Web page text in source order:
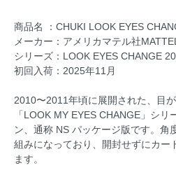
商品名 ：CHUKI LOOK EYES
メーカー：アメリカマテル社
シリーズ：LOOK EYES CHANGE
初回入荷：2025年11月
2010〜2011年頃に展開された、目
「LOOK MY EYES CHANGE」シリ
ン、通称 NS パッケージ版です。角
組みになっており、開封せずにカー
ます。